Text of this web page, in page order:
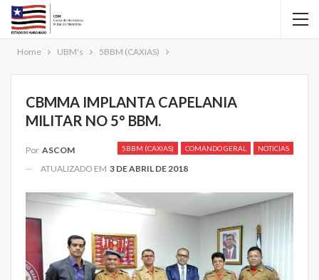
Home UBM's 5BBM (CAXIAS)
CBMMA IMPLANTA CAPELANIA
MILITAR NO 5° BBM.
5BBM (CAXIAS) COMANDO GERAL NOTICIAS
Por ASCOM
ATUALIZADO EM 3 DE ABRIL DE 2018